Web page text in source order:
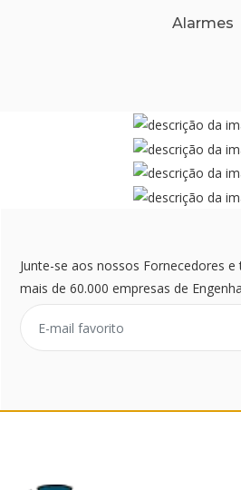
Alarmes
Junte-se aos nossos Fornecedores
mais de 60.000 empresas de